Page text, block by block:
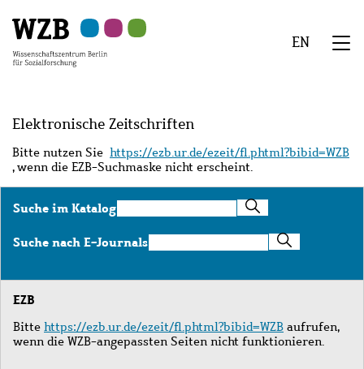
Hauptinhalt
springen
Navigation
springen
Suche
springen
Sekundärnavigation
springen
Fußzeile
springen
EN
Elektronische Zeitschriften
Bitte nutzen Sie https://ezb.ur.de/ezeit/fl.phtml?bibid=WZB
, wenn die EZB-Suchmaske nicht erscheint.
Suche im KatalogSuche
im
Katalog
Suche nach E-JournalsSuche
nach
Journals
EZB
Bitte https://ezb.ur.de/ezeit/fl.phtml?bibid=WZB aufrufen,
wenn die WZB-angepassten Seiten nicht funktionieren.